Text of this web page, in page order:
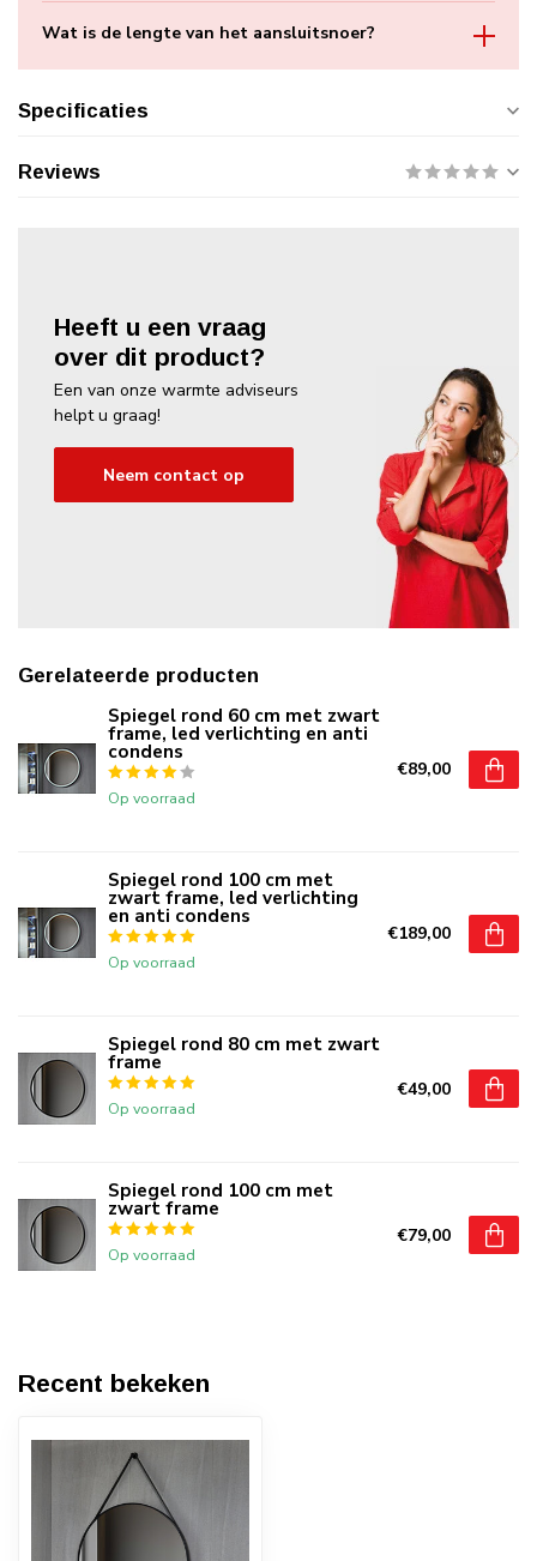
Wat is de lengte van het aansluitsnoer?
Specificaties
Reviews
Heeft u een vraag
over dit product?
Een van onze warmte adviseurs
helpt u graag!
Neem contact op
Gerelateerde producten
Spiegel rond 60 cm met zwart
frame, led verlichting en anti
condens
Op voorraad
€89,00
Spiegel rond 100 cm met
zwart frame, led verlichting
en anti condens
Op voorraad
€189,00
Spiegel rond 80 cm met zwart
frame
Op voorraad
€49,00
Spiegel rond 100 cm met
zwart frame
Op voorraad
€79,00
Recent bekeken